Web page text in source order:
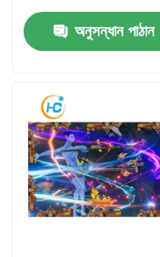
জন্য
অনুসন্ধান পাঠান